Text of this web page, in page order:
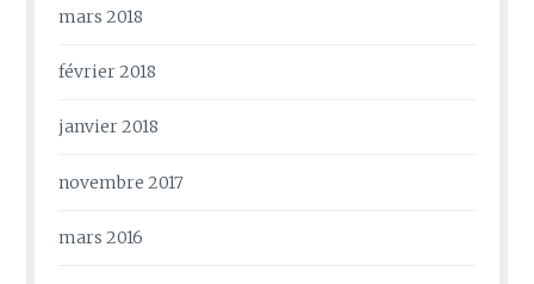
mars 2018
février 2018
janvier 2018
novembre 2017
mars 2016